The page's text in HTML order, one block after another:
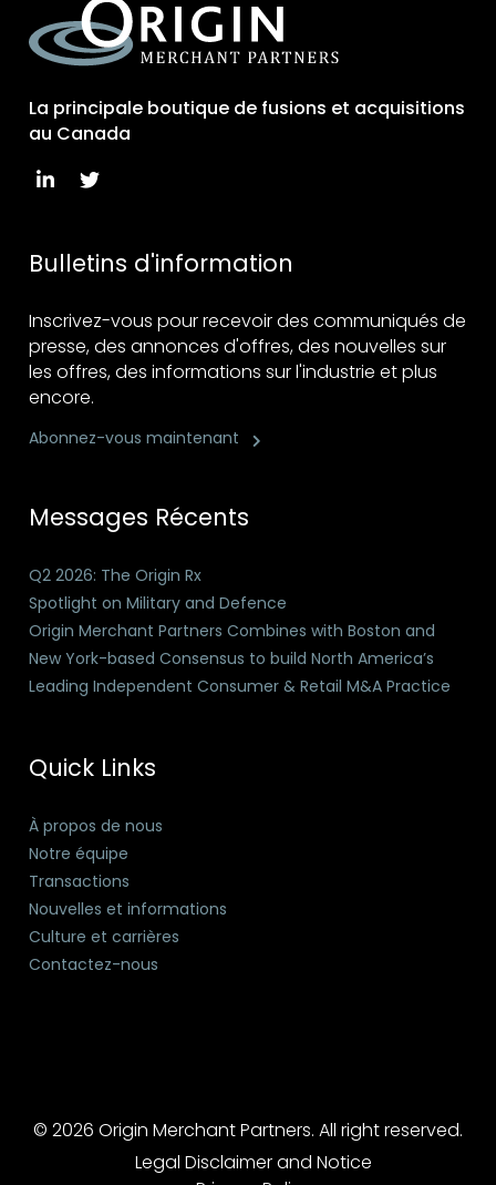
La principale boutique de fusions et acquisitions
au Canada
Bulletins d'information
Inscrivez-vous pour recevoir des communiqués de
presse, des annonces d'offres, des nouvelles sur
les offres, des informations sur l'industrie et plus
encore.
Abonnez-vous maintenant
Messages Récents
Q2 2026: The Origin Rx
Spotlight on Military and Defence
Origin Merchant Partners Combines with Boston and
New York-based Consensus to build North America’s
Leading Independent Consumer & Retail M&A Practice
Quick Links
À propos de nous
Notre équipe
Transactions
Nouvelles et informations
Culture et carrières
Contactez-nous
© 2026 Origin Merchant Partners. All right reserved.
Legal Disclaimer and Notice